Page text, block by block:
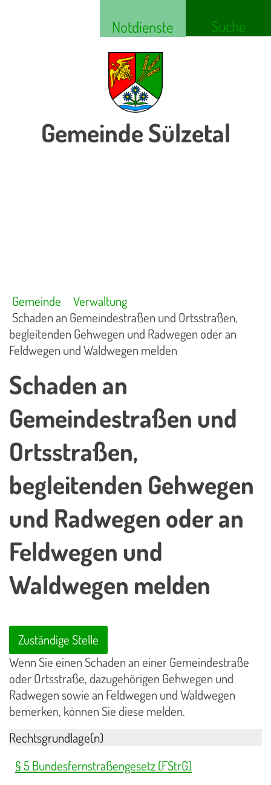
Notdienste Suche
Gemeinde Sülzetal
Gemeinde
Verwaltung
Schaden an Gemeindestraßen und Ortsstraßen,
begleitenden Gehwegen und Radwegen oder an
Feldwegen und Waldwegen melden
Schaden an
Gemeindestraßen und
Ortsstraßen,
begleitenden Gehwegen
und Radwegen oder an
Feldwegen und
Waldwegen melden
Zuständige Stelle
Wenn Sie einen Schaden an einer Gemeindestraße
oder Ortsstraße, dazugehörigen Gehwegen und
Radwegen sowie an Feldwegen und Waldwegen
bemerken, können Sie diese melden.
Rechtsgrundlage(n)
§ 5 Bundesfernstraßengesetz (FStrG)